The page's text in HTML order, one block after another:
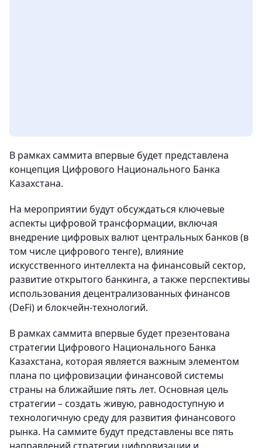
В рамках саммита впервые будет представлена
концепция Цифрового Национального Банка
Казахстана.
На мероприятии будут обсуждаться ключевые
аспекты цифровой трансформации, включая
внедрение цифровых валют центральных банков (в
том числе цифрового тенге), влияние
искусственного интеллекта на финансовый сектор,
развитие открытого банкинга, а также перспективы
использования децентрализованных финансов
(DeFi) и блокчейн-технологий.
В рамках саммита впервые будет презентована
стратегии Цифрового Национального Банка
Казахстана, которая является важным элементом
плана по цифровизации финансовой системы
страны на ближайшие пять лет. Основная цель
стратегии – создать живую, равнодоступную и
технологичную среду для развития финансового
рынка. На саммите будут представлены все пять